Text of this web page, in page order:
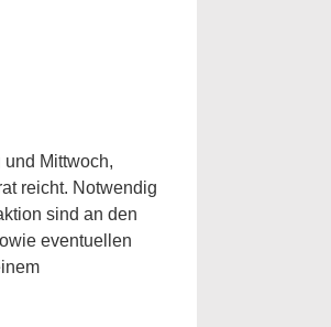
Mittwoch,
reicht. Notwendig
sind an den
eventuellen